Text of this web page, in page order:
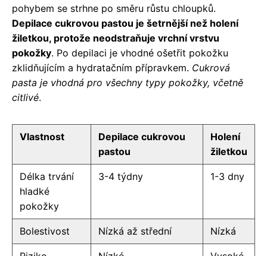
pohybem se strhne po směru růstu chloupků.
Depilace cukrovou pastou je šetrnější než holení
žiletkou, protože neodstraňuje vrchní vrstvu
pokožky. Po depilaci je vhodné ošetřit pokožku
zklidňujícím a hydratačním přípravkem. Cukrová
pasta je vhodná pro všechny typy pokožky, včetně
citlivé.
Vlastnost
Depilace cukrovou
pastou
Holení
žiletkou
Délka trvání
hladké
pokožky
3-4 týdny 1-3 dny
Bolestivost Nízká až střední Nízká